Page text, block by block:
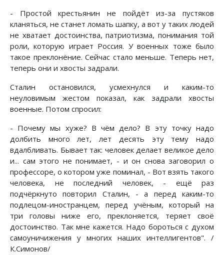
- Простой крестьянин не пойдёт из-за пустяков
кланяться, не станет ломать шапку, а вот у таких людей
не хватает достоинства, патриотизма, понимания той
роли, которую играет Россия. У военных тоже было
такое преклонёние. Сейчас стало меньше. Теперь нет,
теперь они и хвосты задрали.
Сталин остановился, усмехнулся и каким-то
неуловимым жестом показал, как задрали хвосты
военные. Потом спросил:
- Почему мы хуже? В чём дело? В эту точку надо
долбить много лет, лет десять эту тему надо
вдалбливать. Бывает так: человек делает великое дело
и... сам этого не понимает, - и он снова заговорил о
профессоре, о котором уже поминал, - Вот взять такого
человека, не последний человек, - ещё раз
подчёркнуто повторил Сталин, - а перед каким-то
подлецом-иностранцем, перед учёным, который на
три головы ниже его, преклоняется, теряет своё
достоинство. Так мне кажется. Надо бороться с духом
самоуничижения у многих наших интеллигентов". /
К.Симонов/